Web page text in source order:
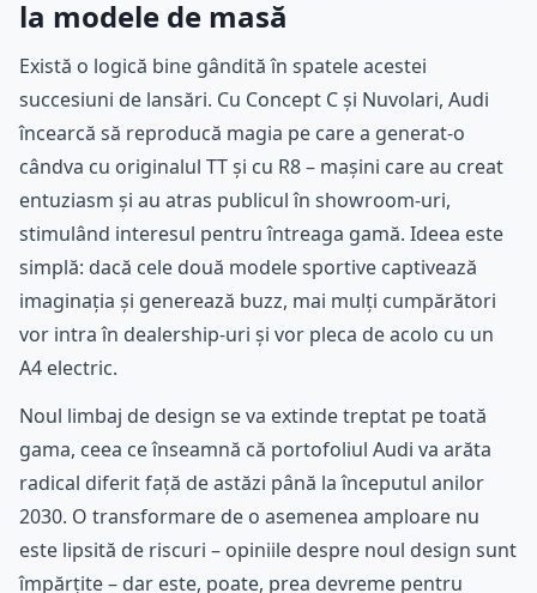
la modele de masă
Există o logică bine gândită în spatele acestei
succesiuni de lansări. Cu Concept C și Nuvolari, Audi
încearcă să reproducă magia pe care a generat-o
cândva cu originalul TT și cu R8 – mașini care au creat
entuziasm și au atras publicul în showroom-uri,
stimulând interesul pentru întreaga gamă. Ideea este
simplă: dacă cele două modele sportive captivează
imaginația și generează buzz, mai mulți cumpărători
vor intra în dealership-uri și vor pleca de acolo cu un
A4 electric.
Noul limbaj de design se va extinde treptat pe toată
gama, ceea ce înseamnă că portofoliul Audi va arăta
radical diferit față de astăzi până la începutul anilor
2030. O transformare de o asemenea amploare nu
este lipsită de riscuri – opiniile despre noul design sunt
împărțite – dar este, poate, prea devreme pentru